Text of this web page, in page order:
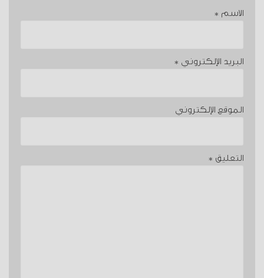
الاسم *
البريد الإلكتروني *
الموقع الإلكتروني
التعليق *